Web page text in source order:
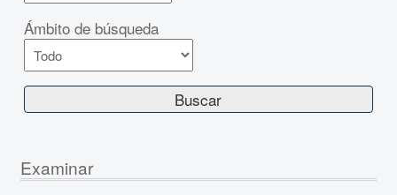
Ámbito de búsqueda
Examinar